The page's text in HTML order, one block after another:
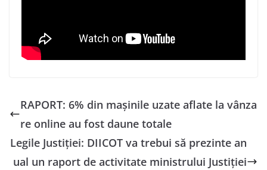
RAPORT: 6% din maşinile uzate aflate la vânza
re online au fost daune totale
Legile Justiţiei: DIICOT va trebui să prezinte an
ual un raport de activitate ministrului Justiţiei